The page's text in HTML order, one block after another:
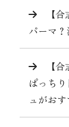
【
パーマ
【
ぱっち
ュがお